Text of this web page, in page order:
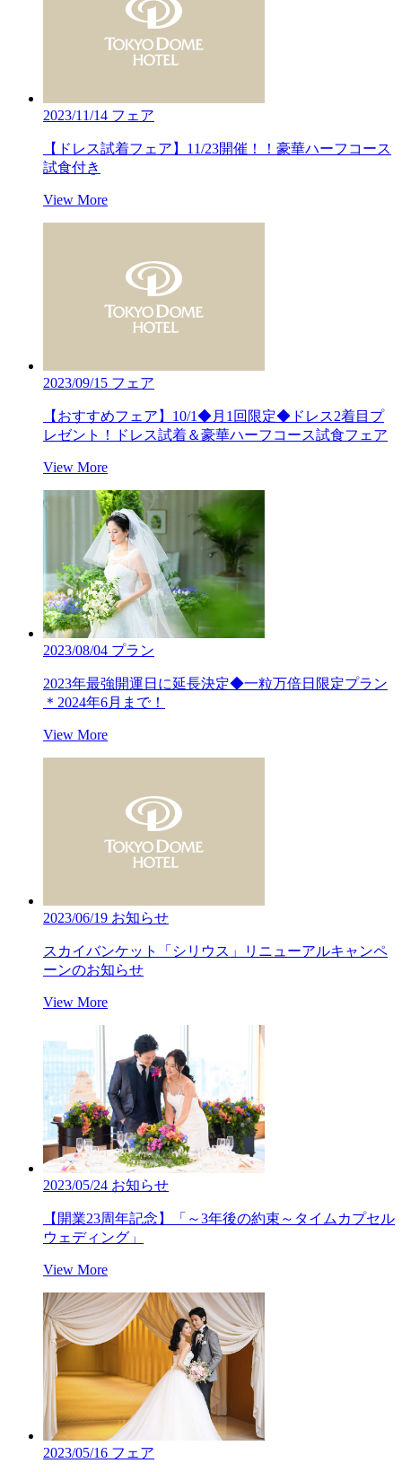
2023/11/14 フェア
【ドレス試着フェア】11/23開催！！豪華ハーフコース
試食付き
View More
2023/09/15 フェア
【おすすめフェア】10/1◆月1回限定◆ドレス2着目プ
レゼント！ドレス試着＆豪華ハーフコース試食フェア
View More
2023/08/04 プラン
2023年最強開運日に延長決定◆一粒万倍日限定プラン
＊2024年6月まで！
View More
2023/06/19 お知らせ
スカイバンケット「シリウス」リニューアルキャンペ
ーンのお知らせ
View More
2023/05/24 お知らせ
【開業23周年記念】「～3年後の約束～タイムカプセル
ウェディング」
View More
2023/05/16 フェア